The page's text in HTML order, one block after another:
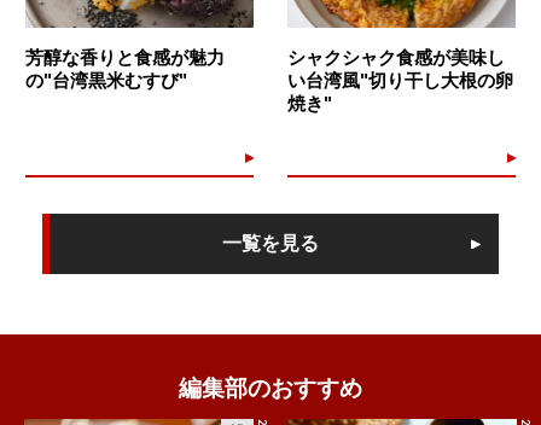
芳醇な香りと食感が魅力
の"台湾黒米むすび"
シャクシャク食感が美味し
い台湾風"切り干し大根の卵
焼き"
一覧を見る
編集部のおすすめ